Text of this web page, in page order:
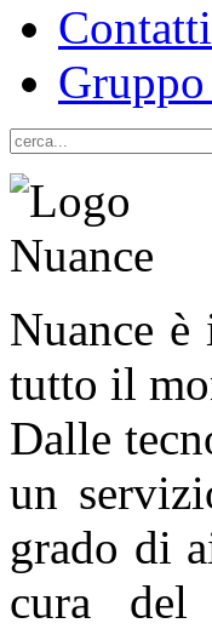
Contatti
Nuance
tutto il
Dalle
un
grado di
cura del